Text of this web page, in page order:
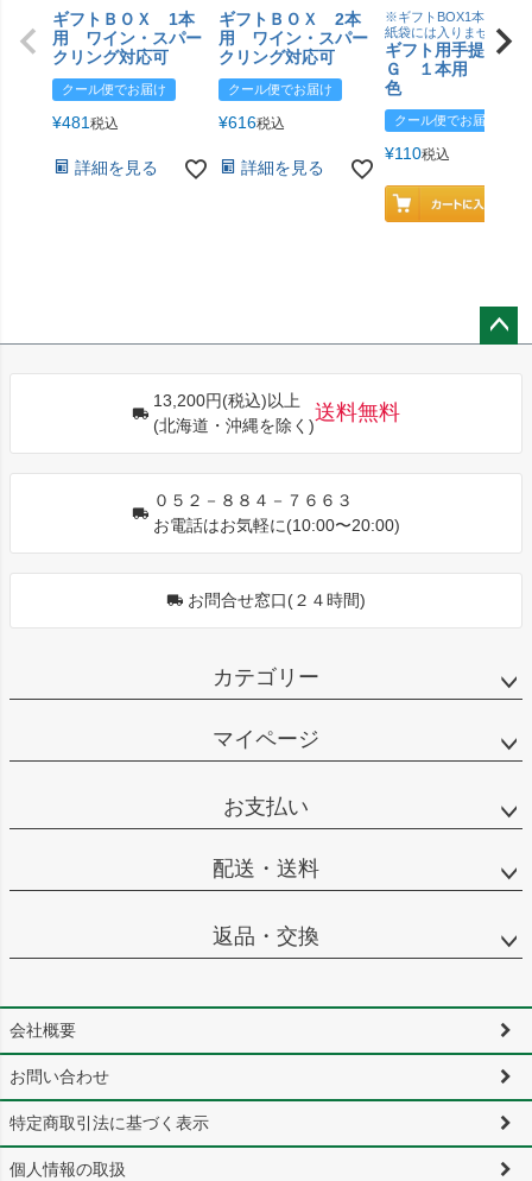
ギフトＢＯＸ 1本
用 ワイン・スパー
クリング対応可
クール便でお届け
¥481税込
詳細を見る
ギフトＢＯＸ 2本
用 ワイン・スパー
クリング対応可
クール便でお届け
¥616税込
詳細を見る
※ギフトBOX1本用はこ
紙袋には入りません
ギフト用手提げＢ
Ｇ １本用 エン
色
クール便でお届け
¥110税込
13,200円(税込)以上
(北海道・沖縄を除く)
送料無料
０５２－８８４－７６６３
お電話はお気軽に(10:00〜20:00)
お問合せ窓口(２４時間)
カテゴリー
マイページ
お支払い
配送・送料
返品・交換
会社概要
お問い合わせ
特定商取引法に基づく表示
個人情報の取扱